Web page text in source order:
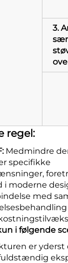
3.
regel:
Medmindre
specifikke
moderne
med
i følgende
er yderst